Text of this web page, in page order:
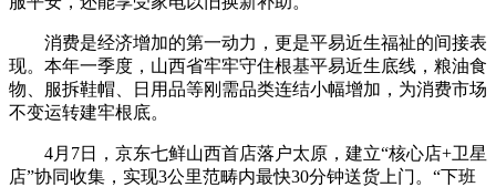
消费是经济增加的第一动力，更是平易近生福祉的间接表
现。本年一季度，山西省牢牢守住根基平易近生底线，粮油食
物、服拆鞋帽、日用品等刚需品类连结小幅增加，为消费市场
不变运转建牢根底。
4月7日，京东七鲜山西首店落户太原，建立“核心店+卫星
店”协同收集，实现3公里范畴内最快30分钟送货上门。“下班